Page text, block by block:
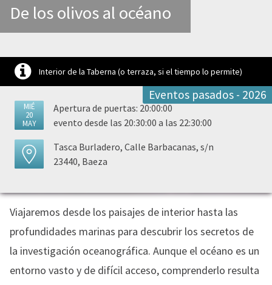
De los olivos al océano
Interior de la Taberna (o terraza, si el tiempo lo permite)
Eventos pasados - 2026
MIÉ
20
MAY
Apertura de puertas: 20:00:00
evento desde las 20:30:00 a las 22:30:00
Tasca Burladero, Calle Barbacanas, s/n
23440, Baeza
Viajaremos desde los paisajes de interior hasta las
profundidades marinas para descubrir los secretos de
la investigación oceanográfica. Aunque el océano es un
entorno vasto y de difícil acceso, comprenderlo resulta